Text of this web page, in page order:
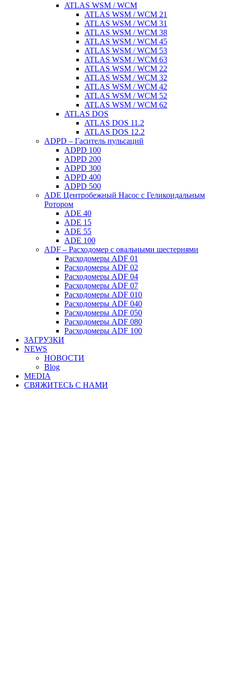
ATLAS WSM / WCM
ATLAS WSM / WCM 21
ATLAS WSM / WCM 31
ATLAS WSM / WCM 38
ATLAS WSM / WCM 45
ATLAS WSM / WCM 53
ATLAS WSM / WCM 63
ATLAS WSM / WCM 22
ATLAS WSM / WCM 32
ATLAS WSM / WCM 42
ATLAS WSM / WCM 52
ATLAS WSM / WCM 62
ATLAS DOS
ATLAS DOS 11.2
ATLAS DOS 12.2
ADPD – Гаситель пульсаций
ADPD 100
ADPD 200
ADPD 300
ADPD 400
ADPD 500
ADE Центробежный Насос с Геликоидальным
Ротором
ADE 40
ADE 15
ADE 55
ADE 100
ADF – Расходомер с овальными шестернями
Расходомеры ADF 01
Расходомеры ADF 02
Расходомеры ADF 04
Расходомеры ADF 07
Расходомеры ADF 010
Расходомеры ADF 040
Расходомеры ADF 050
Расходомеры ADF 080
Расходомеры ADF 100
ЗАГРУЗКИ
NEWS
НОВОСТИ
Blog
MEDIA
СВЯЖИТЕСЬ С НАМИ